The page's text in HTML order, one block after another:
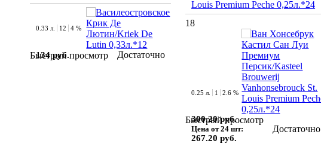
Быстрый просмотр
0.33 л. 12 4 %
134 руб. Достаточно
Louis Premium Peche 0,25л.*24
18
Быстрый просмотр
0.25 л. 1 2.6 %
300.20 руб.
Цена от 24 шт:
267.20 руб.
Достаточно